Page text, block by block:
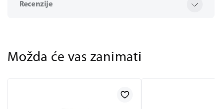
Recenzije
Možda će vas zanimati